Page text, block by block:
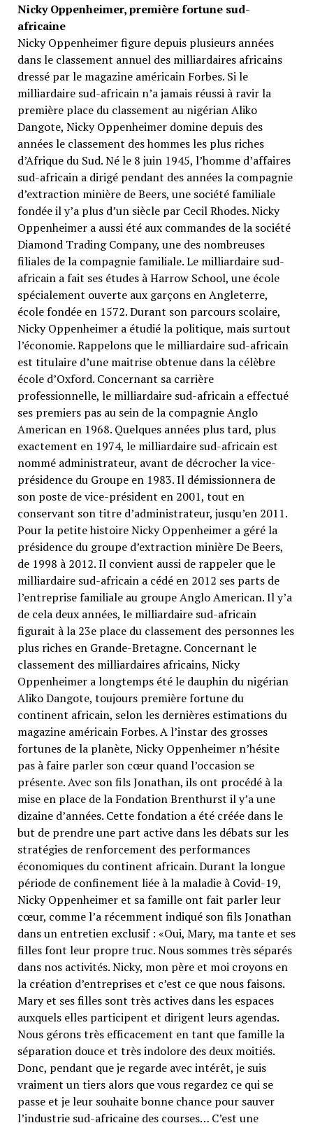
Nicky Oppenheimer, première fortune sud-
africaine
Nicky Oppenheimer figure depuis plusieurs années
dans le classement annuel des milliardaires africains
dressé par le magazine américain Forbes. Si le
milliardaire sud-africain n’a jamais réussi à ravir la
première place du classement au nigérian Aliko
Dangote, Nicky Oppenheimer domine depuis des
années le classement des hommes les plus riches
d’Afrique du Sud. Né le 8 juin 1945, l’homme d’affaires
sud-africain a dirigé pendant des années la compagnie
d’extraction minière de Beers, une société familiale
fondée il y’a plus d’un siècle par Cecil Rhodes. Nicky
Oppenheimer a aussi été aux commandes de la société
Diamond Trading Company, une des nombreuses
filiales de la compagnie familiale. Le milliardaire sud-
africain a fait ses études à Harrow School, une école
spécialement ouverte aux garçons en Angleterre,
école fondée en 1572. Durant son parcours scolaire,
Nicky Oppenheimer a étudié la politique, mais surtout
l’économie. Rappelons que le milliardaire sud-africain
est titulaire d’une maitrise obtenue dans la célèbre
école d’Oxford. Concernant sa carrière
professionnelle, le milliardaire sud-africain a effectué
ses premiers pas au sein de la compagnie Anglo
American en 1968. Quelques années plus tard, plus
exactement en 1974, le milliardaire sud-africain est
nommé administrateur, avant de décrocher la vice-
présidence du Groupe en 1983. Il démissionnera de
son poste de vice-président en 2001, tout en
conservant son titre d’administrateur, jusqu’en 2011.
Pour la petite histoire Nicky Oppenheimer a géré la
présidence du groupe d’extraction minière De Beers,
de 1998 à 2012. Il convient aussi de rappeler que le
milliardaire sud-africain a cédé en 2012 ses parts de
l’entreprise familiale au groupe Anglo American. Il y’a
de cela deux années, le milliardaire sud-africain
figurait à la 23e place du classement des personnes les
plus riches en Grande-Bretagne. Concernant le
classement des milliardaires africains, Nicky
Oppenheimer a longtemps été le dauphin du nigérian
Aliko Dangote, toujours première fortune du
continent africain, selon les dernières estimations du
magazine américain Forbes. A l’instar des grosses
fortunes de la planète, Nicky Oppenheimer n’hésite
pas à faire parler son cœur quand l’occasion se
présente. Avec son fils Jonathan, ils ont procédé à la
mise en place de la Fondation Brenthurst il y’a une
dizaine d’années. Cette fondation a été créée dans le
but de prendre une part active dans les débats sur les
stratégies de renforcement des performances
économiques du continent africain. Durant la longue
période de confinement liée à la maladie à Covid-19,
Nicky Oppenheimer et sa famille ont fait parler leur
cœur, comme l’a récemment indiqué son fils Jonathan
dans un entretien exclusif : «Oui, Mary, ma tante et ses
filles font leur propre truc. Nous sommes très séparés
dans nos activités. Nicky, mon père et moi croyons en
la création d’entreprises et c’est ce que nous faisons.
Mary et ses filles sont très actives dans les espaces
auxquels elles participent et dirigent leurs agendas.
Nous gérons très efficacement en tant que famille la
séparation douce et très indolore des deux moitiés.
Donc, pendant que je regarde avec intérêt, je suis
vraiment un tiers alors que vous regardez ce qui se
passe et je leur souhaite bonne chance pour sauver
l’industrie sud-africaine des courses… C’est une